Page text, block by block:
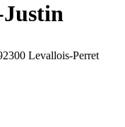
Justin
Levallois-Perret